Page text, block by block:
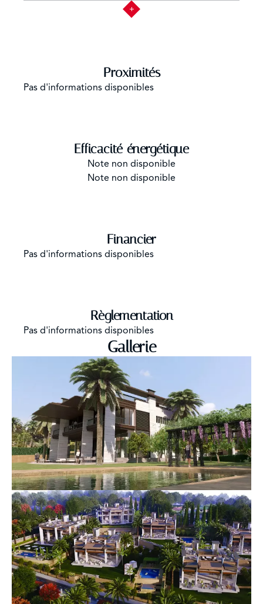
Proximités
Pas d'informations disponibles
Efficacité énergétique
Note non disponible
Note non disponible
Financier
Pas d'informations disponibles
Règlementation
Pas d'informations disponibles
Gallerie